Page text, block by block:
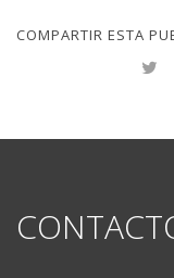
COMPARTIR ESTA